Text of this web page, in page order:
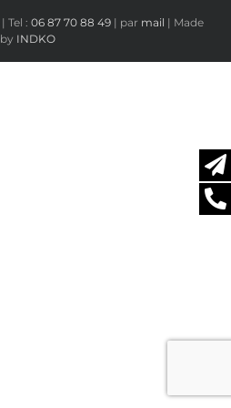
| Tel : 06 87 70 88 49 | par mail | Made
by INDKO